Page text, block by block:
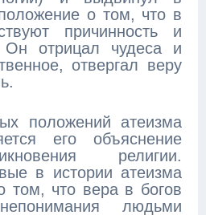
о том, что в
причинность и
Он отрицал чудеса и
отвергал веру
положений атеизма
его объяснение
религии.
в истории атеизма
том, что вера в богов
людьми